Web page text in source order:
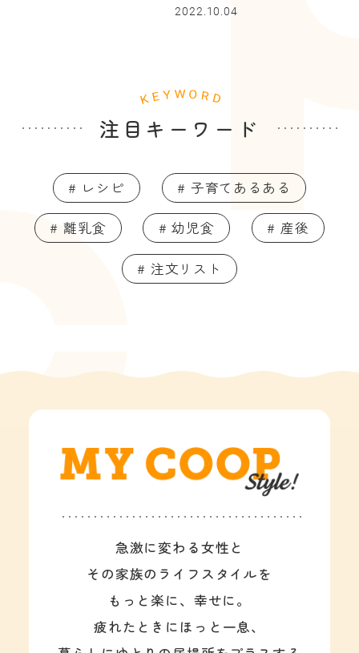
2022.10.04
注目キーワード
# レシピ # 子育てあるある
# 離乳食 # 幼児食 # 産後
# 注文リスト
急激に変わる女性と
その家族のライフスタイルを
もっと楽に、幸せに。
疲れたときにほっと一息、